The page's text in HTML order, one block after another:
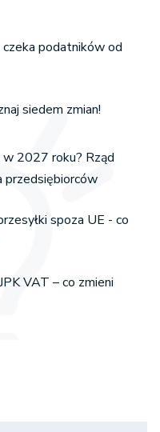
podatników od
siedem zmian!
2027 roku? Rząd
przedsiębiorców
spoza UE - co
VAT – co zmieni